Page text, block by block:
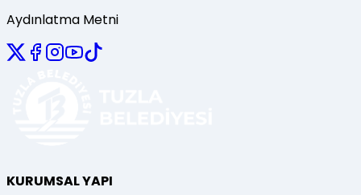
Aydınlatma Metni
KURUMSAL YAPI